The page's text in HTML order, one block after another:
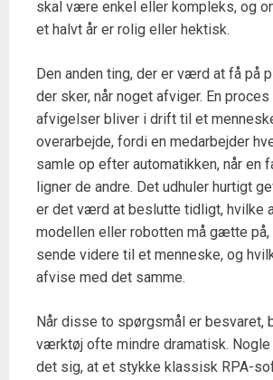
skal være enkel eller kompleks, og
et halvt år er rolig eller hektisk.
Den anden ting, der er værd at få på
der sker, når noget afviger. En
afvigelser bliver i drift til et
overarbejde, fordi en medarbejder
samle op efter automatikken, når en
ligner de andre. Det udhuler hurtigt
er det værd at beslutte tidligt, hvilke
modellen eller robotten må gætte på,
sende videre til et menneske, og
afvise med det samme.
Når disse to spørgsmål er besvaret,
værktøj ofte mindre dramatisk.
det sig, at et stykke klassisk RPA-